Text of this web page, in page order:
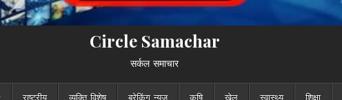
Circle Samachar
सर्कल समाचार